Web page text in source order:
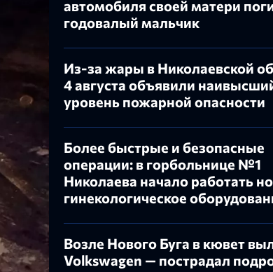
автомобиля своей матери
годовалый мальчик
Из-за жары в Николаевской
4 августа объявили
уровень пожарной опасности
Более быстрые и безопасные
операции: в горбольнице №1
Николаева начало работать
гинекологическое
Возле Нового Буга в кювет
Volkswagen — пострадал